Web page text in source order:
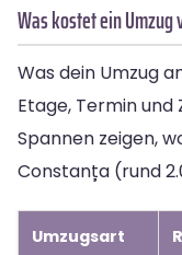
Was kostet ein Umzug
Was dein Umzug
Etage, Termin
Spannen zeigen,
Constanța (rund
Umzugsart